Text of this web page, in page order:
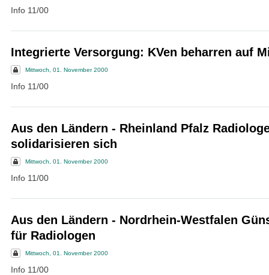
Info 11/00
Integrierte Versorgung: KVen beharren auf
Mittwoch, 01. November 2000
Info 11/00
Aus den Ländern - Rheinland Pfalz
solidarisieren sich
Mittwoch, 01. November 2000
Info 11/00
Aus den Ländern - Nordrhein-Westfalen
für Radiologen
Mittwoch, 01. November 2000
Info 11/00